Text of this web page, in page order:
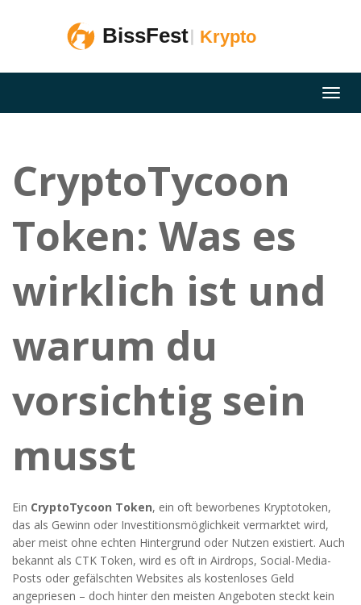
CryptoTycoon
Token: Was es
wirklich ist und
warum du
vorsichtig sein
musst
Ein CryptoTycoon Token, ein oft beworbenes Kryptotoken,
das als Gewinn oder Investitionsmöglichkeit vermarktet wird,
aber meist ohne echten Hintergrund oder Nutzen existiert. Auch
bekannt als CTK Token, wird es oft in Airdrops, Social-Media-
Posts oder gefälschten Websites als kostenloses Geld
angepriesen – doch hinter den meisten Angeboten steckt kein